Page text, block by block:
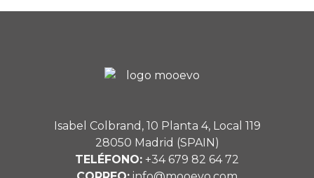
Isabel Colbrand, 10 Planta 4, Local 119
28050 Madrid (SPAIN)
TELÉFONO: +34 679 82 64 72